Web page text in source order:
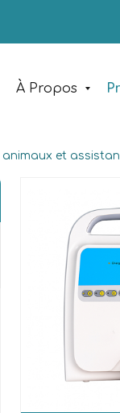
À Propos
animaux et